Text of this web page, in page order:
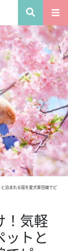
泊まれる宿を愛犬家目線でピ
！気軽
ットと